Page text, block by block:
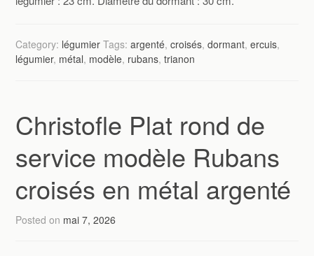
Category: légumier Tags:argenté,croisés,dormant,ercuis,
légumier, métal, modèle, rubans,trianon
Christofle Plat rond de
service modèle Rubans
croisés en métal argenté
Posted on mai 7, 2026